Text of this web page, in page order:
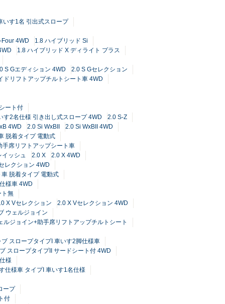
いす1名 引出式スロープ
4WD
1.8 ハイブリッド Si
1.8 ハイブリッド X ディライト プラス
S Gエディション 4WD
2.0 S Gセレクション
ドリフトアップチルトシート車 4WD
ート付
す2名仕様 引き出し式スロープ 4WD
2.0 S-Z
4WD 2.0 Si WxBII
2.0 Si WxBII 4WD
脱着タイプ 電動式
手席リフトアップシート車
イッシュ 2.0 X
2.0 X 4WD
レクション 4WD
脱着タイプ 電動式
様車 4WD
ト無
X Vセレクション
2.0 X Vセレクション 4WD
ウェルジョイン
ルジョイン+助手席リフトアップチルトシート
スロープタイプI 車いす2脚仕様車
スロープタイプII サードシート付 4WD
様
仕様車 タイプI 車いす1名仕様
ープ
付